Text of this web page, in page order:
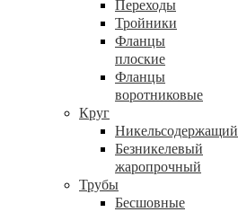
Переходы
Тройники
Фланцы
плоские
Фланцы
воротниковые
Круг
Никельсодержащий
Безникелевый
жаропрочный
Трубы
Бесшовные